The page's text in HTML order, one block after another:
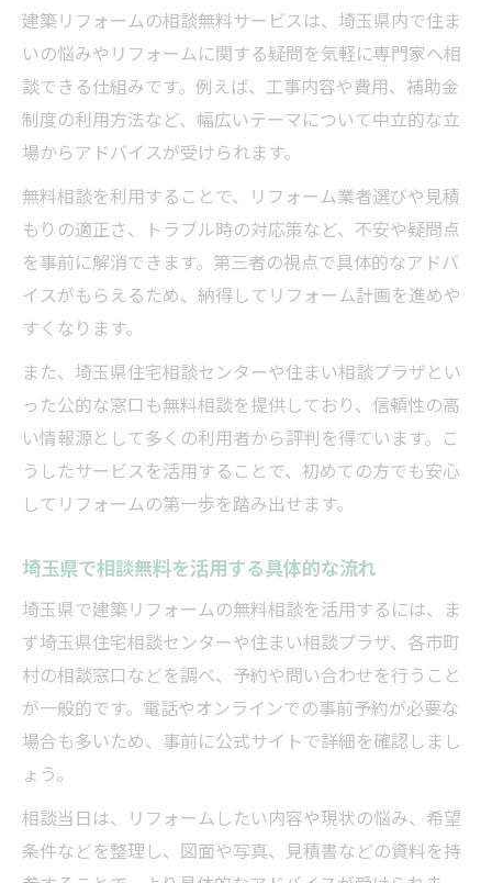
を解説
電話やオンラインで建築リフォーム相談を
利用する
初めての建築リフォーム相談で準備すべき
こと
相談無料サービスが建築リフォームに役立
つ理由
建築リフォーム相談無料で気軽に悩みを解
決
無料相談が導く安心の住まいリフォーム術
建築リフォーム相談無料で失敗しない住ま
い計画
専門家による建築リフォーム相談無料の魅
力
住まいの悩みを解決する建築リフォーム相
建築リフォーム相談無料で叶える理想の暮
らし
無料の建築リフォーム相談で安心感を手に
入れる
悩み解決へ建築リフォームの相談窓口活用術
建築リフォーム相談無料窓口の賢い活用法
悩みに応じた建築リフォーム相談無料の選
択術
建築リフォームの相談無料サービスは、埼玉県内で住ま
いの悩みやリフォームに関する疑問を気軽に専門家へ相
談できる仕組みです。例えば、工事内容や費用、補助金
制度の利用方法など、幅広いテーマについて中立的な立
場からアドバイスが受けられます。
無料相談を利用することで、リフォーム業者選びや見積
もりの適正さ、トラブル時の対応策など、不安や疑問点
を事前に解消できます。第三者の視点で具体的なアドバ
イスがもらえるため、納得してリフォーム計画を進めや
すくなります。
また、埼玉県住宅相談センターや住まい相談プラザとい
った公的な窓口も無料相談を提供しており、信頼性の高
い情報源として多くの利用者から評判を得ています。こ
うしたサービスを活用することで、初めての方でも安心
してリフォームの第一歩を踏み出せます。
埼玉県で相談無料を活用する具体的な流れ
埼玉県で建築リフォームの無料相談を活用するには、ま
ず埼玉県住宅相談センターや住まい相談プラザ、各市町
村の相談窓口などを調べ、予約や問い合わせを行うこと
が一般的です。電話やオンラインでの事前予約が必要な
場合も多いため、事前に公式サイトで詳細を確認しまし
ょう。
相談当日は、リフォームしたい内容や現状の悩み、希望
条件などを整理し、図面や写真、見積書などの資料を持